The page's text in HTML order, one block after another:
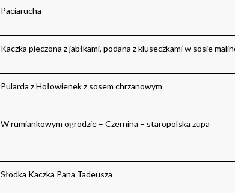
Paciarucha
Kaczka pieczona z jabłkami, podana z kluseczkami w sosie
Pularda z Hołowienek z sosem chrzanowym
W rumiankowym ogrodzie – Czernina – staropolska zupa
Słodka Kaczka Pana Tadeusza